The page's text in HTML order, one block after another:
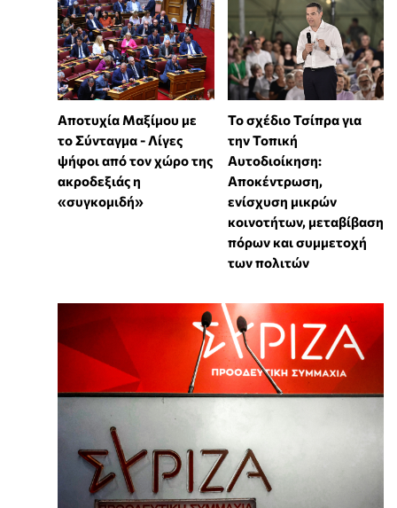
Αποτυχία Μαξίμου με
το Σύνταγμα - Λίγες
ψήφοι από τον χώρο της
ακροδεξιάς η
«συγκομιδή»
Το σχέδιο Τσίπρα για
την Τοπική
Αυτοδιοίκηση:
Αποκέντρωση,
ενίσχυση μικρών
κοινοτήτων, μεταβίβαση
πόρων και συμμετοχή
των πολιτών